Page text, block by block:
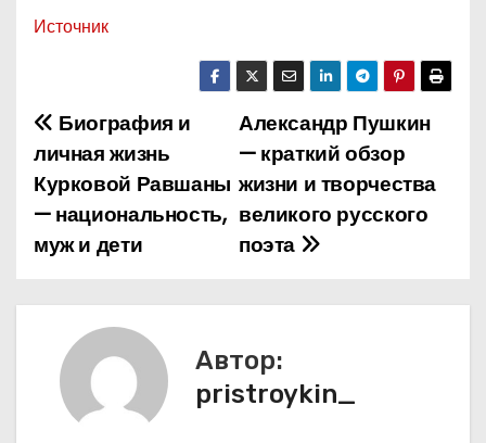
Источник
Н
а
в
и
г
Александр Пушкин
— краткий обзор
жизни и творчества
великого русского
поэта
Биография и
личная жизнь
Курковой Равшаны
— национальность,
муж и дети
Автор:
pristroykin_